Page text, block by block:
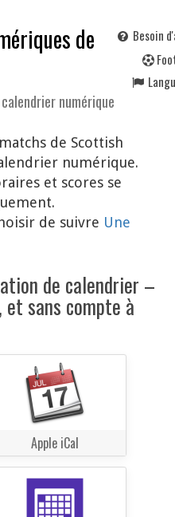
de
numérique
Besoin
F
de Scottish
numérique.
et scores se
de suivre Une
de calendrier –
sans compte à
Apple iCal